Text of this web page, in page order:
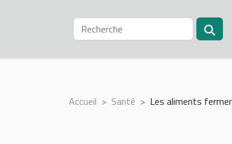
Accueil Santé Les aliments